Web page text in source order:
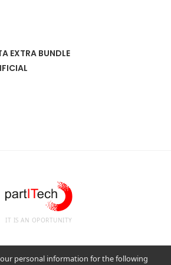
EXTRA BUNDLE
IT IS AN OPORTUNITY
personal information for the following